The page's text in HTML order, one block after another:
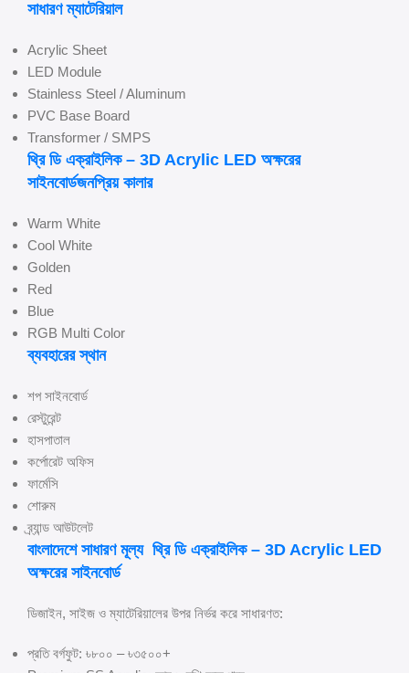
সাধারণ ম্যাটেরিয়াল
Acrylic Sheet
LED Module
Stainless Steel / Aluminum
PVC Base Board
Transformer / SMPS
থ্রি ডি এক্রাইলিক – 3D Acrylic LED অক্ষরের
সাইনবোর্ডজনপ্রিয় কালার
Warm White
Cool White
Golden
Red
Blue
RGB Multi Color
ব্যবহারের স্থান
শপ সাইনবোর্ড
রেস্টুরেন্ট
হাসপাতাল
কর্পোরেট অফিস
ফার্মেসি
শোরুম
ব্র্যান্ড আউটলেট
বাংলাদেশে সাধারণ মূল্য থ্রি ডি এক্রাইলিক – 3D Acrylic LED
অক্ষরের সাইনবোর্ড
ডিজাইন, সাইজ ও ম্যাটেরিয়ালের উপর নির্ভর করে সাধারণত:
প্রতি বর্গফুট: ৳৮০০ – ৳৩৫০০+